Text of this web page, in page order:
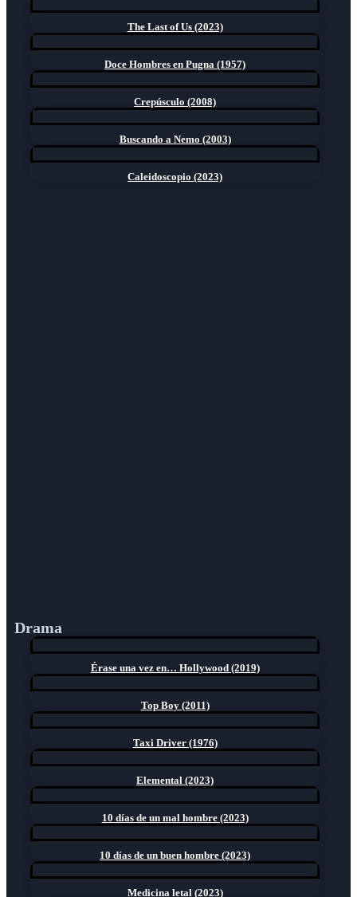
The Last of Us (2023)
Doce Hombres en Pugna (1957)
Crepúsculo (2008)
Buscando a Nemo (2003)
Caleidoscopio (2023)
Drama
Érase una vez en… Hollywood (2019)
Top Boy (2011)
Taxi Driver (1976)
Elemental (2023)
10 días de un mal hombre (2023)
10 días de un buen hombre (2023)
Medicina letal (2023)